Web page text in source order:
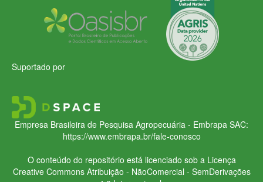
Suportado por
Empresa Brasileira de Pesquisa Agropecuária - Embrapa SAC:
https://www.embrapa.br/fale-conosco
O conteúdo do repositório está licenciado sob a Licença
Creative CommonsAtribuição - NãoComercial - SemDerivações